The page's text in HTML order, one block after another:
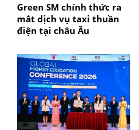
Green SM chính thức ra
mắt dịch vụ taxi thuần
điện tại châu Âu